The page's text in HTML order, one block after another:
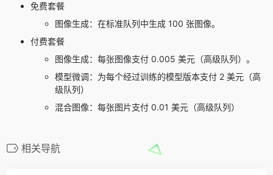
免费套餐
图像生成：在标准队列中生成 100 张图像。
付费套餐
图像生成：每张图像支付 0.005 美元（高级队列）。
模型微调：为每个经过训练的模型版本支付 2 美元（高
级队列）
混合图像：每张图片支付 0.01 美元（高级队列）
相关导航